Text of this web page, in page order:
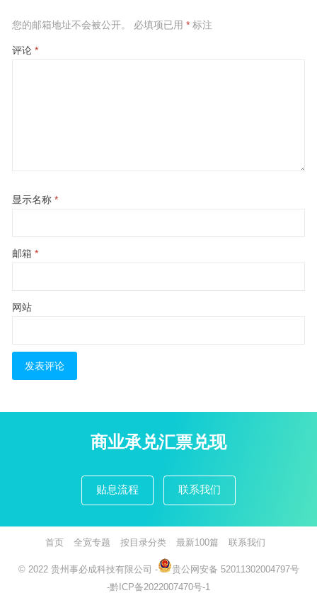
您的邮箱地址不会被公开。 必填项已用 *标注
评论 *
显示名称 *
邮箱 *
网站
商业承兑汇票兑现
贴息流程 联系我们
首页 全宽专题 按目录分类 最新100篇 联系我们
© 2022 贵州事必成科技有限公司 -
贵公网安备 52011302004797号
-黔ICP备2022007470号-1